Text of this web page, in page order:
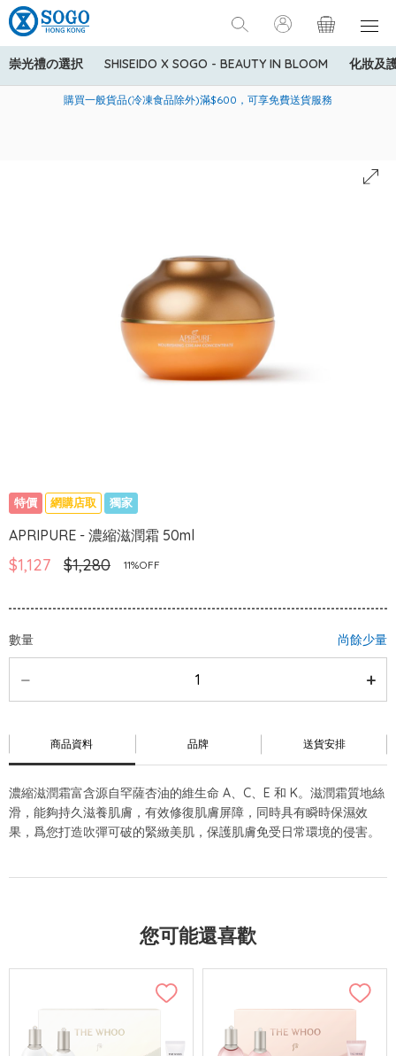
崇光禮の選択 SHISEIDO X SOGO - BEAUTY IN BLOOM 化妝及
美國運通Explorer®信用卡會員購物禮遇：高達5%簽賬回贈！
購買一般貨品(冷凍食品除外)滿$600，可享免費送貨服務
寄送中國內地服務只適用於指定商品，若訂單金額少於HK$600(折
特價 網購店取 獨家
APRIPURE - 濃縮滋潤霜 50ml
$1,127 $1,280 11%OFF
數量 尚餘少量
商品資料 品牌 送貨安排
濃縮滋潤霜富含源自罕薩杏油的維生命 A、C、E 和 K。滋潤霜質地絲
滑，能夠持久滋養肌膚，有效修復肌膚屏障，同時具有瞬時保濕效
果，爲您打造吹彈可破的緊緻美肌，保護肌膚免受日常環境的侵害。
您可能還喜歡